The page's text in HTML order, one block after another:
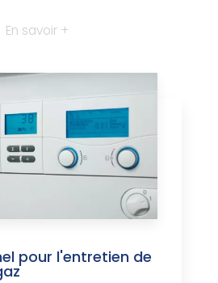
En savoir +
pour l'entretien de